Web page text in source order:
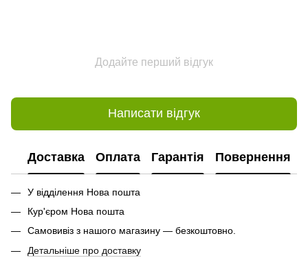
Додайте перший відгук
Написати відгук
Доставка Оплата Гарантія Повернення
У відділення Нова пошта
Кур'єром Нова пошта
Самовивіз з нашого магазину — безкоштовно.
Детальніше про доставку